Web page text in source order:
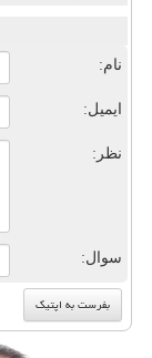
نام:
ایمیل:
نظر:
سوال: